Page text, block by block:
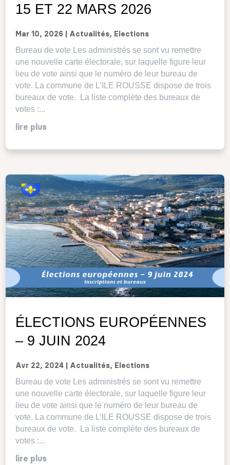
15 ET 22 MARS 2026
Mar 10, 2026 Actualités, Elections
Bureau de vote Les administrés se sont vu remettre
une nouvelle carte électorale, sur laquelle figure leur
lieu de vote ainsi que le numéro de leur bureau de
vote. La commune de L’ILE ROUSSE dispose de trois
bureaux de vote. La liste complète des bureaux de
votes :...
lire plus
ÉLECTIONS EUROPÉENNES
– 9 JUIN 2024
Avr 22, 2024 Actualités, Elections
Bureau de vote Les administrés se sont vu remettre
une nouvelle carte électorale, sur laquelle figure leur
lieu de vote ainsi que le numéro de leur bureau de
vote. La commune de L’ILE ROUSSE dispose de trois
bureaux de vote. La liste complète des bureaux de
votes :...
lire plus